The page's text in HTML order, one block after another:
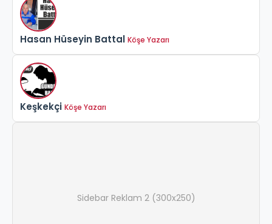
Hasan Hüseyin Battal Köşe Yazarı
Keşkekçi Köşe Yazarı
Sidebar Reklam 2 (300x250)